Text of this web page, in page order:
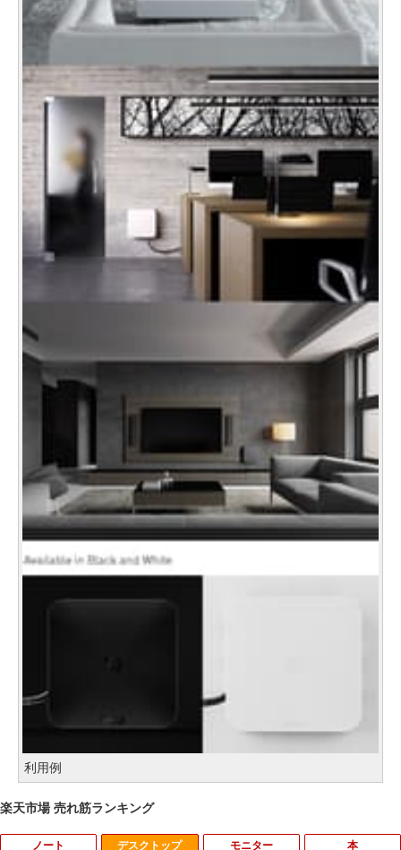
利用例
楽天市場 売れ筋ランキング
ノート デスクトップ モニター 本